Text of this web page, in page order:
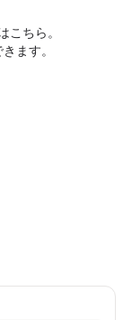
こちら。
ます。